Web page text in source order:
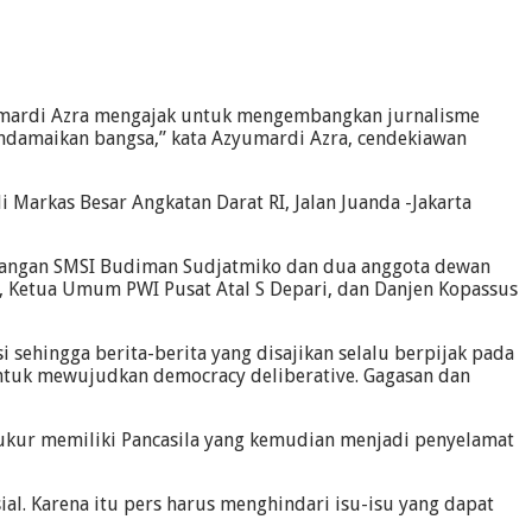
Azra mengajak untuk mengembangkan jurnalisme
bangsa,” kata Azyumardi Azra, cendekiawan
Besar Angkatan Darat RI, Jalan Juanda -Jakarta
SMSI Budiman Sudjatmiko dan dua anggota dewan
Umum PWI Pusat Atal S Depari, dan Danjen Kopassus
sehingga berita-berita yang disajikan selalu berpijak pada
mewujudkan democracy deliberative. Gagasan dan
memiliki Pancasila yang kemudian menjadi penyelamat
Karena itu pers harus menghindari isu-isu yang dapat